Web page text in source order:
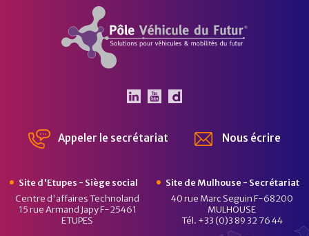
Pôle Véhicule du Futur
Appeler le secrétariat Nous écrire
Site d'Etupes - Siège social
Centre d'affaires Technoland
15 rue Armand Japy F-25461
ETUPES
Site de Mulhouse - Secrétariat
40 rue Marc Seguin F-68200
MULHOUSE
Tél. +33 (0)3 89 32 76 44